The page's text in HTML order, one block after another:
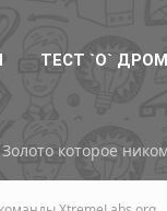
ТЕСТ `О` ДРОМ